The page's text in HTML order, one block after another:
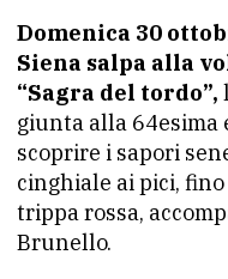
Domenica 30
Siena salpa alla
“Sagra del tordo”,
giunta alla 64esima
scoprire i sapori
cinghiale ai pici,
trippa rossa,
Brunello.